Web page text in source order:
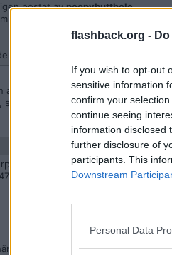
flashback.org -
If you wish to opt-out
sensitive information
confirm your
continue seeing
information disclosed
further disclosure of
participants. This
Downstream
Personal Data
postat avpoopybutthole
Land, La Mousse A++ står det på
Vad tyckte du?
av dessa ljusa och porösa mousse-
same shit. 2/5 i betyg
nåt att ha?